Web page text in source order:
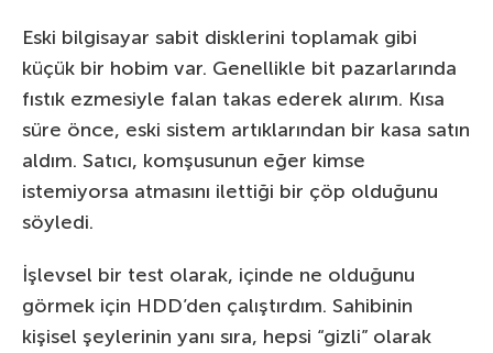
Eski bilgisayar sabit disklerini toplamak gibi
küçük bir hobim var. Genellikle bit pazarlarında
fıstık ezmesiyle falan takas ederek alırım. Kısa
süre önce, eski sistem artıklarından bir kasa satın
aldım. Satıcı, komşusunun eğer kimse
istemiyorsa atmasını ilettiği bir çöp olduğunu
söyledi.
İşlevsel bir test olarak, içinde ne olduğunu
görmek için HDD’den çalıştırdım. Sahibinin
kişisel şeylerinin yanı sıra, hepsi “gizli” olarak